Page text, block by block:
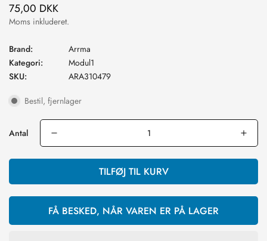
Normal
pris
75,00 DKK
Moms inkluderet.
Brand:
Arrma
Kategori:
Modul1
SKU:
ARA310479
Bestil, fjernlager
Antal
TILFØJ TIL KURV
FÅ BESKED, NÅR VAREN ER PÅ LAGER